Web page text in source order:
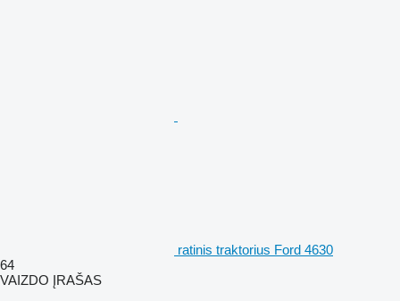
ratinis traktorius Ford 4630
64
VAIZDO ĮRAŠAS